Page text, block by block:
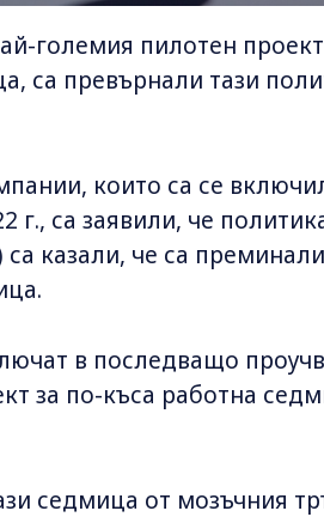
големия пилотен проект
са превърнали тази
които са се
са заявили, че
казали, че са
в последващо
за по-къса работна
седмица от мозъчния